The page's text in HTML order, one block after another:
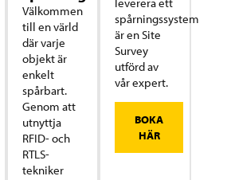
Välkommen
till en värld
där varje
objekt är
enkelt
spårbart.
Genom att
utnyttja
RFID- och
RTLS-
tekniker
spårningssystem
är en Site
Survey
utförd av
vår expert.
BOKA
HÄR